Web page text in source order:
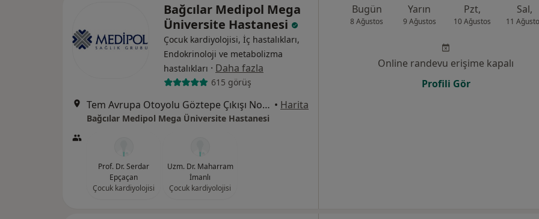
Bağcılar Medipol Mega
Üniversite Hastanesi
Çocuk kardiyolojisi, İç hastalıkları,
Endokrinoloji ve metabolizma
hastalıkları · Daha fazla
615 görüş
Tem Avrupa Otoyolu Göztepe Çıkışı No: 1Bağcılar, İstanbul • Harita
Bağcılar Medipol Mega Üniversite Hastanesi
Prof. Dr. Serdar
Epçaçan
Çocuk kardiyolojisi
Uzm. Dr. Maharram
İmanlı
Çocuk kardiyolojisi
Bugün
8 Ağustos
Yarın
9 Ağustos
Pzt,
10 Ağustos
Sal,
11
Online randevu erişime kapalı
Profili Gör